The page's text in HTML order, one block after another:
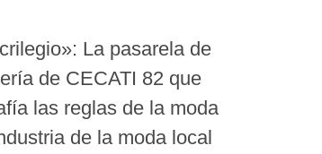
La pasarela de
de CECATI 82 que
las reglas de la moda
de la moda local